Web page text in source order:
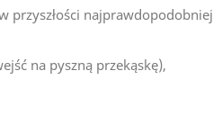
przyszłości najprawdopodobniej
na pyszną przekąskę),